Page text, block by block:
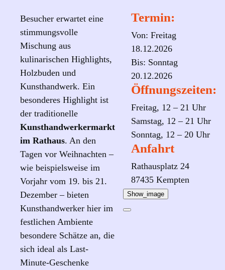
Besucher erwartet eine
stimmungsvolle
Mischung aus
kulinarischen Highlights,
Holzbuden und
Kunsthandwerk. Ein
besonderes Highlight ist
der traditionelle
Kunsthandwerkermarkt
im Rathaus. An den
Tagen vor Weihnachten –
wie beispielsweise im
Vorjahr vom 19. bis 21.
Dezember – bieten
Kunsthandwerker hier im
festlichen Ambiente
besondere Schätze an, die
sich ideal als Last-
Minute-Geschenke
Termin:
Von: Freitag
18.12.2026
Bis: Sonntag
20.12.2026
Öffnungszeiten:
Freitag, 12 – 21 Uhr
Samstag, 12 – 21 Uhr
Sonntag, 12 – 20 Uhr
Anfahrt
Rathausplatz 24
87435 Kempten
Show_image